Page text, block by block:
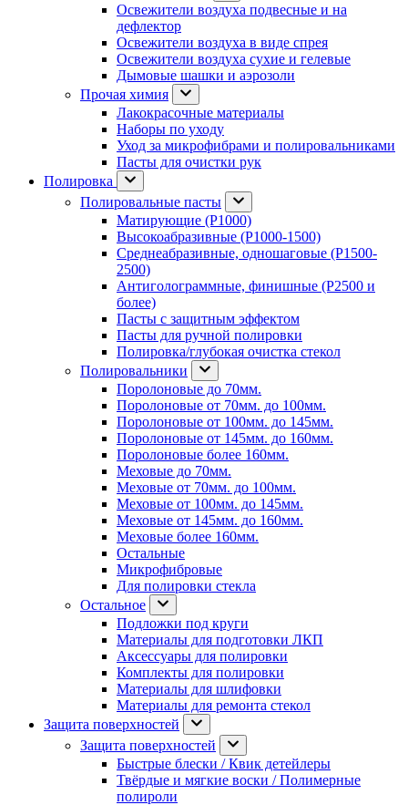
Освежители воздуха подвесные и на
дефлектор
Освежители воздуха в виде спрея
Освежители воздуха сухие и гелевые
Дымовые шашки и аэрозоли
Прочая химия
Лакокрасочные материалы
Наборы по уходу
Уход за микрофибрами и полировальниками
Пасты для очистки рук
Полировка
Полировальные пасты
Матирующие (P1000)
Высокоабразивные (P1000-1500)
Среднеабразивные, одношаговые (P1500-
2500)
Антиголограммные, финишные (P2500 и
более)
Пасты с защитным эффектом
Пасты для ручной полировки
Полировка/глубокая очистка стекол
Полировальники
Поролоновые до 70мм.
Поролоновые от 70мм. до 100мм.
Поролоновые от 100мм. до 145мм.
Поролоновые от 145мм. до 160мм.
Поролоновые более 160мм.
Меховые до 70мм.
Меховые от 70мм. до 100мм.
Меховые от 100мм. до 145мм.
Меховые от 145мм. до 160мм.
Меховые более 160мм.
Остальные
Микрофибровые
Для полировки стекла
Остальное
Подложки под круги
Материалы для подготовки ЛКП
Аксессуары для полировки
Комплекты для полировки
Материалы для шлифовки
Материалы для ремонта стекол
Защита поверхностей
Защита поверхностей
Быстрые блески / Квик детейлеры
Твёрдые и мягкие воски / Полимерные
полироли